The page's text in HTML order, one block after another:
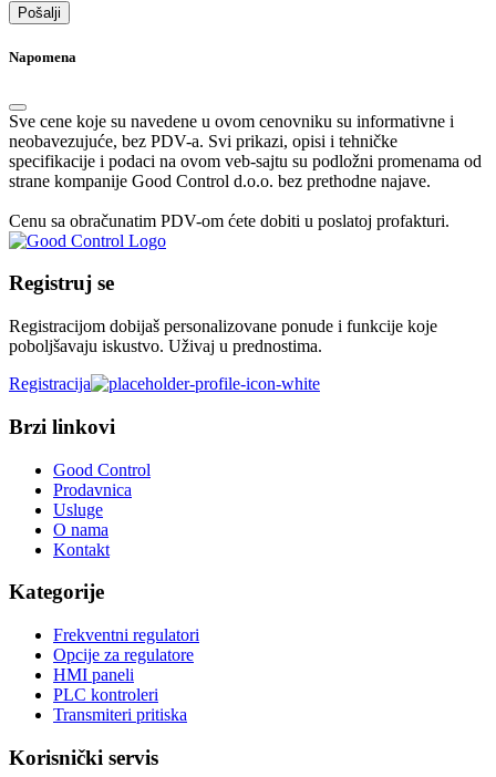
Napomena
Sve cene koje su navedene u ovom cenovniku su informativne i
neobavezujuće, bez PDV-a. Svi prikazi, opisi i tehničke
specifikacije i podaci na ovom veb-sajtu su podložni promenama od
strane kompanije Good Control d.o.o. bez prethodne najave.
Cenu sa obračunatim PDV-om ćete dobiti u poslatoj profakturi.
Registruj se
Registracijom dobijaš personalizovane ponude i funkcije koje
poboljšavaju iskustvo. Uživaj u prednostima.
Registracija
Brzi linkovi
Good Control
Prodavnica
Usluge
O nama
Kontakt
Kategorije
Frekventni regulatori
Opcije za regulatore
HMI paneli
PLC kontroleri
Transmiteri pritiska
Korisnički servis